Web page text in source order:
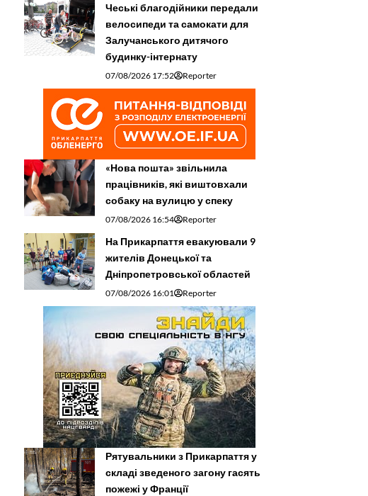
Чеські благодійники передали
велосипеди та самокати для
Залучанського дитячого
будинку-інтернату
07/08/2026 17:52 Reporter
«Нова пошта» звільнила
працівників, які виштовхали
собаку на вулицю у спеку
07/08/2026 16:54 Reporter
На Прикарпаття евакуювали 9
жителів Донецької та
Дніпропетровської областей
07/08/2026 16:01 Reporter
Рятувальники з Прикарпаття у
складі зведеного загону гасять
пожежі у Франції